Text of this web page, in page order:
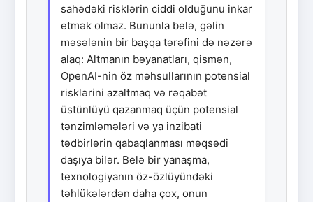
sahədəki risklərin ciddi olduğunu inkar
etmək olmaz. Bununla belə, gəlin
məsələnin bir başqa tərəfini də nəzərə
alaq: Altmanın bəyanatları, qismən,
OpenAI-nin öz məhsullarının potensial
risklərini azaltmaq və rəqabət
üstünlüyü qazanmaq üçün potensial
tənzimləmələri və ya inzibati
tədbirlərin qabaqlanması məqsədi
daşıya bilər. Belə bir yanaşma,
texnologiyanın öz-özlüyündəki
təhlükələrdən daha çox, onun